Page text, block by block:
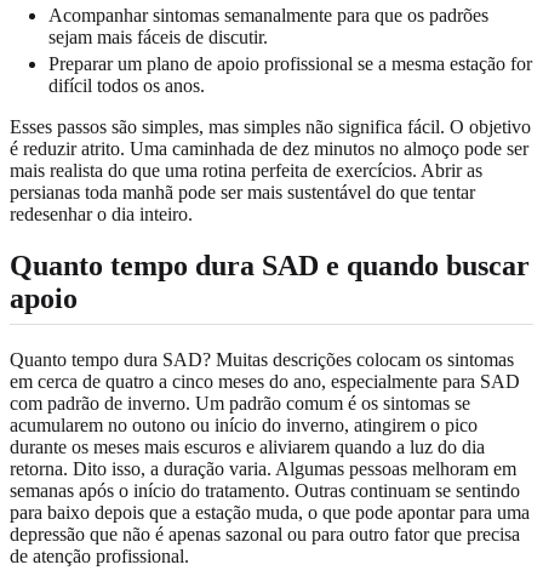
Acompanhar sintomas semanalmente para que os padrões
sejam mais fáceis de discutir.
Preparar um plano de apoio profissional se a mesma estação for
difícil todos os anos.
Esses passos são simples, mas simples não significa fácil. O objetivo
é reduzir atrito. Uma caminhada de dez minutos no almoço pode ser
mais realista do que uma rotina perfeita de exercícios. Abrir as
persianas toda manhã pode ser mais sustentável do que tentar
redesenhar o dia inteiro.
Quanto tempo dura SAD e quando buscar
apoio
Quanto tempo dura SAD? Muitas descrições colocam os sintomas
em cerca de quatro a cinco meses do ano, especialmente para SAD
com padrão de inverno. Um padrão comum é os sintomas se
acumularem no outono ou início do inverno, atingirem o pico
durante os meses mais escuros e aliviarem quando a luz do dia
retorna. Dito isso, a duração varia. Algumas pessoas melhoram em
semanas após o início do tratamento. Outras continuam se sentindo
para baixo depois que a estação muda, o que pode apontar para uma
depressão que não é apenas sazonal ou para outro fator que precisa
de atenção profissional.